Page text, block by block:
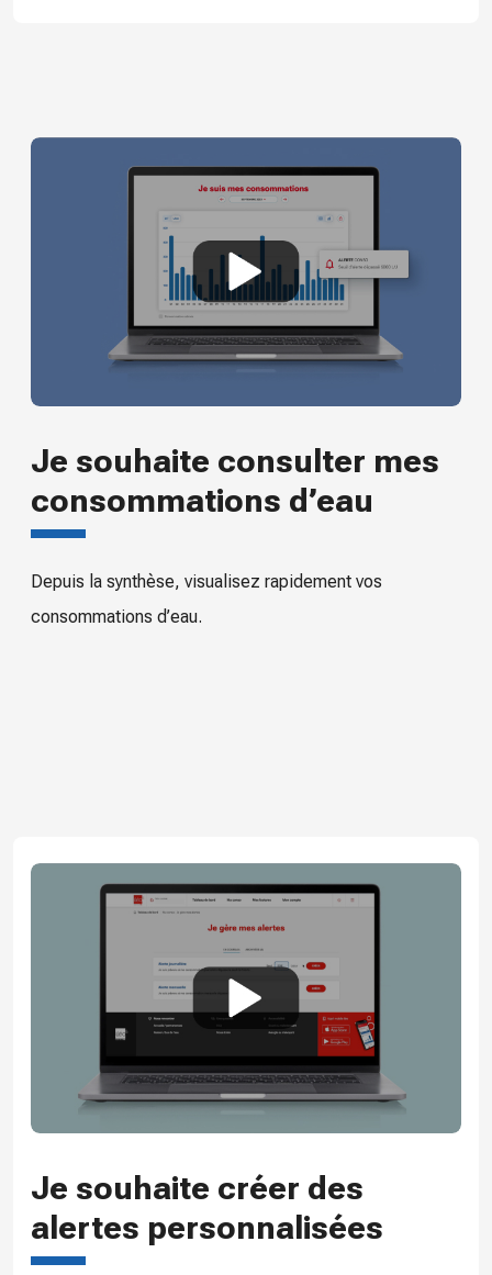
Je souhaite consulter mes
consommations d’eau
Depuis la synthèse, visualisez rapidement vos
consommations d’eau.
Je souhaite créer des
alertes personnalisées